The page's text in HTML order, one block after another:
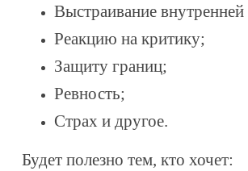
Выстраивание
Реакцию на критику;
Защиту границ;
Ревность;
Страх и другое.
Будет полезно тем, кто хочет: